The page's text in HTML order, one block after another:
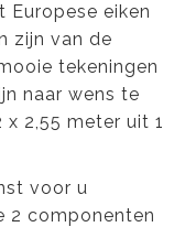
Europese eiken
zijn van de
tekeningen
naar wens te
2,55 meter uit 1
voor u
2 componenten